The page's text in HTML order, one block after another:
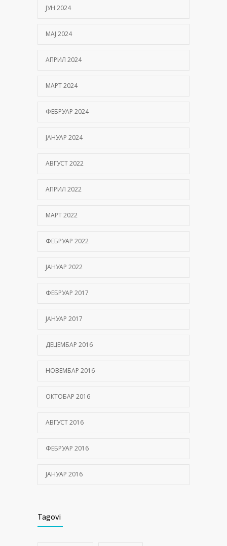
ЈУН 2024
МАЈ 2024
АПРИЛ 2024
МАРТ 2024
ФЕБРУАР 2024
ЈАНУАР 2024
АВГУСТ 2022
АПРИЛ 2022
МАРТ 2022
ФЕБРУАР 2022
ЈАНУАР 2022
ФЕБРУАР 2017
ЈАНУАР 2017
ДЕЦЕМБАР 2016
НОВЕМБАР 2016
ОКТОБАР 2016
АВГУСТ 2016
ФЕБРУАР 2016
ЈАНУАР 2016
Tagovi